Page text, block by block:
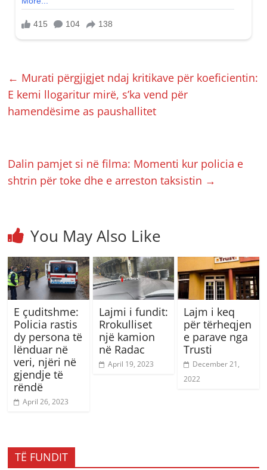
← Murati përgjigjet ndaj kritikave për koeficientin:
E kemi llogaritur mirë, s’ka vend për
hamendësime as paushallitet
Dalin pamjet si në filma: Momenti kur policia e
shtrin për toke dhe e arreston taksistin →
You May Also Like
E çuditshme:
Policia rastis
dy persona të
lënduar në
veri, njëri në
gjendje të
rëndë
April 26, 2023
Lajmi i fundit:
Rrokulliset
një kamion
në Radac
April 19, 2023
Lajm i keq
për tërheqjen
e parave nga
Trusti
December 21,
2022
TË FUNDIT